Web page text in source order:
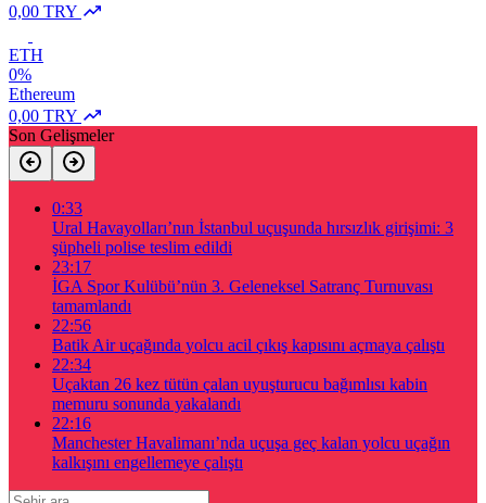
0,00 TRY
ETH
0%
Ethereum
0,00 TRY
Son Gelişmeler
0:33
Ural Havayolları’nın İstanbul uçuşunda hırsızlık girişimi: 3
şüpheli polise teslim edildi
23:17
İGA Spor Kulübü’nün 3. Geleneksel Satranç Turnuvası
tamamlandı
22:56
Batik Air uçağında yolcu acil çıkış kapısını açmaya çalıştı
22:34
Uçaktan 26 kez tütün çalan uyuşturucu bağımlısı kabin
memuru sonunda yakalandı
22:16
Manchester Havalimanı’nda uçuşa geç kalan yolcu uçağın
kalkışını engellemeye çalıştı